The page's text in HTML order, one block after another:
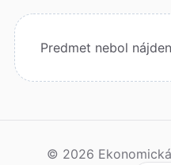
Predmet nebol
© 2026